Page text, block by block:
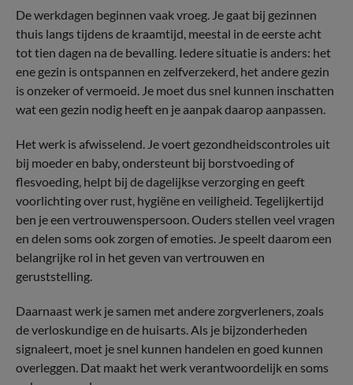
De werkdagen beginnen vaak vroeg. Je gaat bij gezinnen
thuis langs tijdens de kraamtijd, meestal in de eerste acht
tot tien dagen na de bevalling. Iedere situatie is anders: het
ene gezin is ontspannen en zelfverzekerd, het andere gezin
is onzeker of vermoeid. Je moet dus snel kunnen inschatten
wat een gezin nodig heeft en je aanpak daarop aanpassen.
Het werk is afwisselend. Je voert gezondheidscontroles uit
bij moeder en baby, ondersteunt bij borstvoeding of
flesvoeding, helpt bij de dagelijkse verzorging en geeft
voorlichting over rust, hygiëne en veiligheid. Tegelijkertijd
ben je een vertrouwenspersoon. Ouders stellen veel vragen
en delen soms ook zorgen of emoties. Je speelt daarom een
belangrijke rol in het geven van vertrouwen en
geruststelling.
Daarnaast werk je samen met andere zorgverleners, zoals
de verloskundige en de huisarts. Als je bijzonderheden
signaleert, moet je snel kunnen handelen en goed kunnen
overleggen. Dat maakt het werk verantwoordelijk en soms